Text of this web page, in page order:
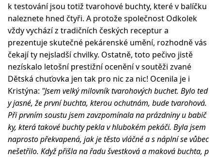
k testování jsou totiž tvarohové buchty, které v balíčku
naleznete hned čtyři. A protože společnost Odkolek
vždy vychází z tradičních českých receptur a
prezentuje skutečné pekárenské umění, rozhodně vás
čekají ty nejsladší chvilky. Ostatně, toto pečivo jistě
nezískalo letošní prestižní ocenění v soutěži zvané
Dětská chuťovka jen tak pro nic za nic! Ocenila je i
Kristýna: "Jsem velký milovník tvarohových buchet. Bylo ted
y jasné, že první buchta, kterou ochutnám, bude tvarohová.
Při prvním soustu jsem zavzpomínala na prázdniny u babič
ky, která takové buchty pekla v hlubokém pekáči. Byla jsem
naprosto překvapená, jak je těsto vláčné a s náplní se vůbec
nešetřilo. Když přišla na řadu švestková a maková buchta, p